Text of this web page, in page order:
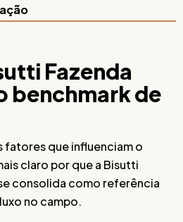
Fazenda
benchmark de
que influenciam o
claro por que a Bisutti
consolida como referência
no campo.